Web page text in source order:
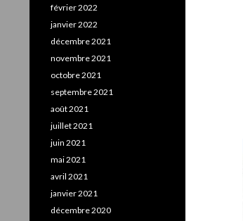
février 2022
janvier 2022
décembre 2021
novembre 2021
octobre 2021
septembre 2021
août 2021
juillet 2021
juin 2021
mai 2021
avril 2021
janvier 2021
décembre 2020